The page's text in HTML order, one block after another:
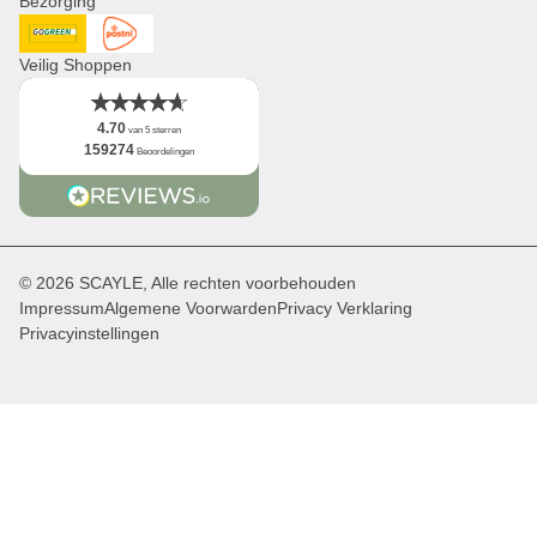
Feiten
DHL GoGreenPost NL
Veilig Shoppen
4.70 van 5 sterren
159274 Beoordelingen
© 2026 SCAYLE, Alle rechten voorbehouden
ImpressumAlgemene VoorwardenPrivacy Verklaring
Privacyinstellingen